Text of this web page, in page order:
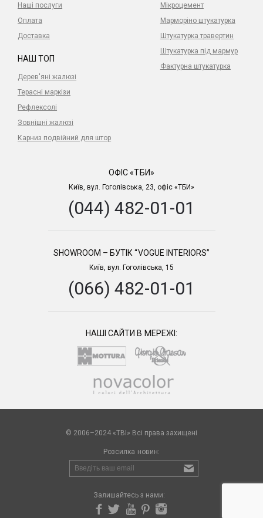
Наші послуги
Оплата
Доставка
Мікроцемент
Марморіно штукатурка
Штукатурка травертин
Штукатурка під мармур
Фактурна штукатурка
НАШ ТОП
Дерев'яні жалюзі
Терасні маркізи
Рефлексолі
Зовнішні жалюзі
Карниз подвійний для штор
ОФІС «ТБИ»
Київ, вул. Гоголівська, 23, офіс «ТБИ»
(044) 482-01-01
SHOWROOM – БУТІК “VOGUE INTERIORS”
Київ, вул. Гоголівська, 15
(066) 482-01-01
НАШІ САЙТИ В МЕРЕЖІ:
© 2006–2024 «TBI» Всі права захищені
Розсилка новин:
Залишайтесь з нами: